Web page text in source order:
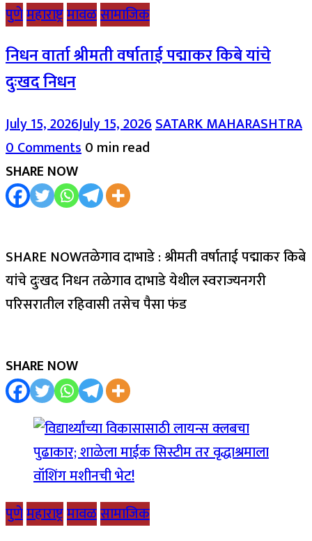
पुणेमहाराष्ट्रमावळसामाजिक
निधन वार्ता श्रीमती वर्षाताई पद्माकर किबे यांचे
दुःखद निधन
July 15, 2026July 15, 2026SATARK MAHARASHTRA
0 Comments0 min read
SHARE NOW
SHARE NOWतळेगाव दाभाडे : श्रीमती वर्षाताई पद्माकर किबे
यांचे दुःखद निधन तळेगाव दाभाडे येथील स्वराज्यनगरी
परिसरातील रहिवासी तसेच पैसा फंड
SHARE NOW
पुणेमहाराष्ट्रमावळसामाजिक